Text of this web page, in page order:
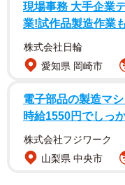
現場事務 大手企業
業!試作品製造作業
株式会社日輪
愛知県 岡崎市
電子部品の製造マ
時給1550円でしっ
株式会社フジワーク
山梨県 中央市